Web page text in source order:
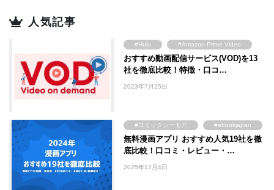
#使い方
人気記事
#Hulu #Amazon Prime Video
#FOD #U-NEXT
#TSUTAYA #WOWOW
#ABEMA
おすすめ動画配信サービス(VOD)を13
社を徹底比較！特徴・口コ…
2023年7月25日
#コミックシーモア #ebookjapan
#まんが王国 #Amebaマンガ
無料漫画アプリ おすすめ人気19社を徹
底比較！口コミ・レビュー・…
2025年12月4日